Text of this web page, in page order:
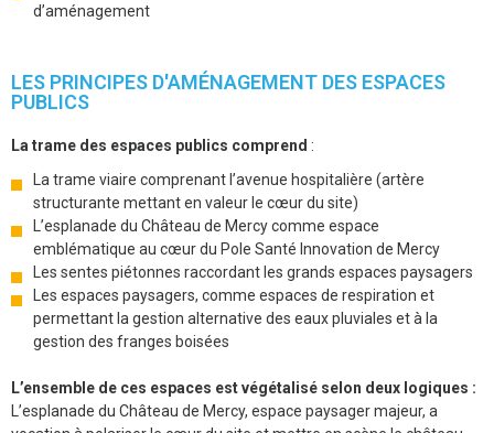
d’aménagement
LES PRINCIPES D'AMÉNAGEMENT DES ESPACES
PUBLICS
La trame des espaces publics comprend :
La trame viaire comprenant l’avenue hospitalière (artère
structurante mettant en valeur le cœur du site)
L’esplanade du Château de Mercy comme espace
emblématique au cœur du Pole Santé Innovation de Mercy
Les sentes piétonnes raccordant les grands espaces paysagers
Les espaces paysagers, comme espaces de respiration et
permettant la gestion alternative des eaux pluviales et à la
gestion des franges boisées
L’ensemble de ces espaces est végétalisé selon deux logiques :
L’esplanade du Château de Mercy, espace paysager majeur, a